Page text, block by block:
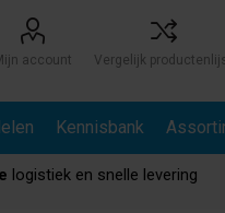
account Vergelijk
Kennisbank
logistiek en snelle levering